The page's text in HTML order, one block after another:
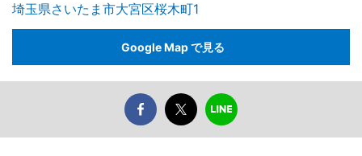
埼玉県さいたま市大宮区桜木町1
Google Map で見る